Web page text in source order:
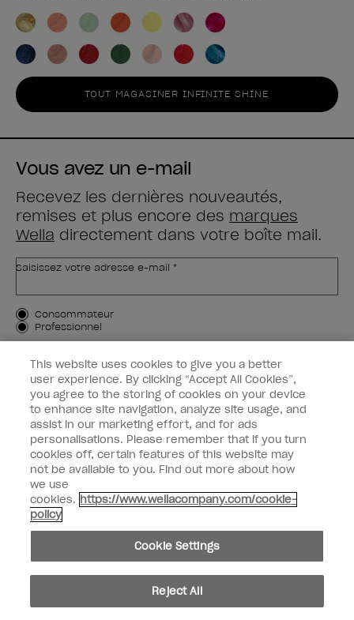
TOUT MAGASINER INFINITE SHINE
Vous avez un e-mail
Recevez les dernières nouveautés,
remises et plus encore des marques
Wella directement dans votre boîte mail.
Saisissez votre adresse e-mail *
Type de client
Consommateur
Professionnel
M'INSCRIRE
Informations clients
OPI & vous
instagramfacebook
Copyright 2026, Wella Operations US LLC. Tous droits réservés.
This website uses cookies to give you a better
user experience. By clicking “Accept All Cookies”,
you agree to the storing of cookies on your device
to enhance site navigation, analyze site usage, and
assist in our marketing effort, and for ads
personalisations. Please remember that if you turn
cookies off, certain features of this website may
not be available to you. Find out more about how
we use
cookies. https://www.wellacompany.com/cookie-
policy
Cookie Settings
Reject All